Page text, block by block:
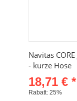
Navitas
- kurze Hose
18,71 € *
Rabatt: 25%